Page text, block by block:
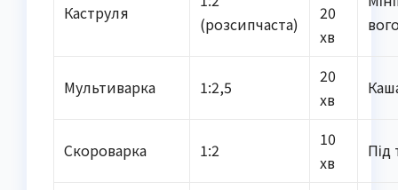
Каструля
(розсипчаста)
20
хв
Мультиварка 1:2,5
20
хв
Скороварка 1:2
10
хв
Під